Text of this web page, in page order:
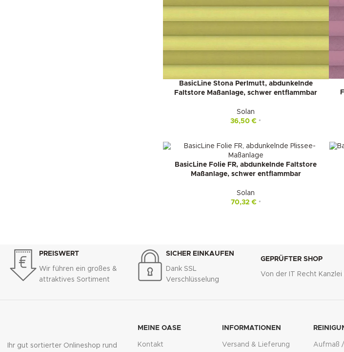
BasicLine Stona Perlmutt, abdunkelnde
Faltstore Maßanlage, schwer entflammbar
Solan
36,50€ *
BasicLine Folie FR, abdunkelnde Faltstore
Maßanlage, schwer entflammbar
Solan
70,32€ *
PREISWERT
Wir führen ein großes &
attraktives Sortiment
SICHER EINKAUFEN
Dank SSL
Verschlüsselung
GEPRÜFTER SHOP
Von der IT Recht
Ihr gut sortierter Onlineshop rund
MEINE OASE
Kontakt
INFORMATIONEN
Versand & Lieferung Aufmaß